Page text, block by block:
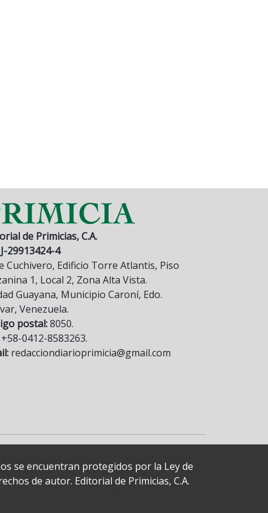
de Primicias, C.A.
J-29913424-4
Cuchivero, Edificio Torre Atlantis, Piso
1, Local 2, Zona Alta Vista.
Guayana, Municipio Caroní, Edo.
Venezuela.
postal:8050.
+58-0412-8583263.
redacciondiarioprimicia@gmail.com
se encuentran protegidos por la Ley de
de autor. Editorial de Primicias, C.A.